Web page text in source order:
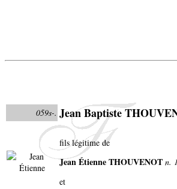
059s-. Jean Baptiste
fils légitime de
Jean Étienne THOUVENOT n.
et